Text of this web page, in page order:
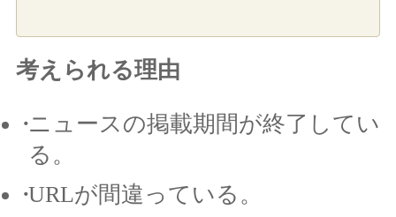
考えられる理由
ニュースの掲載期間が終了してい
る。
URLが間違っている。